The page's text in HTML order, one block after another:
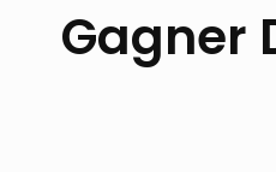
Gagner